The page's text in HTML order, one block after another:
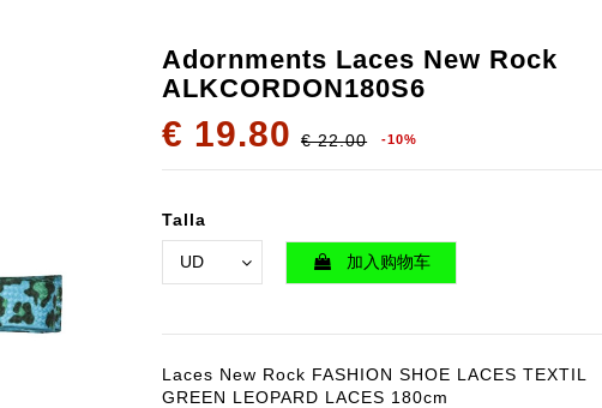
Adornments Laces New Rock
ALKCORDON180S6
€ 19.80 € 22.00 -10%
Talla
加入购物车
Laces New Rock FASHION SHOE LACES TEXTIL
GREEN LEOPARD LACES 180cm